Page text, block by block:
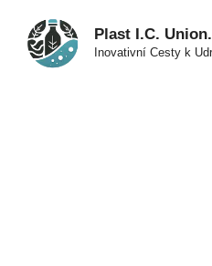
obsah
Plast I.C.
Inovativní Cesty k